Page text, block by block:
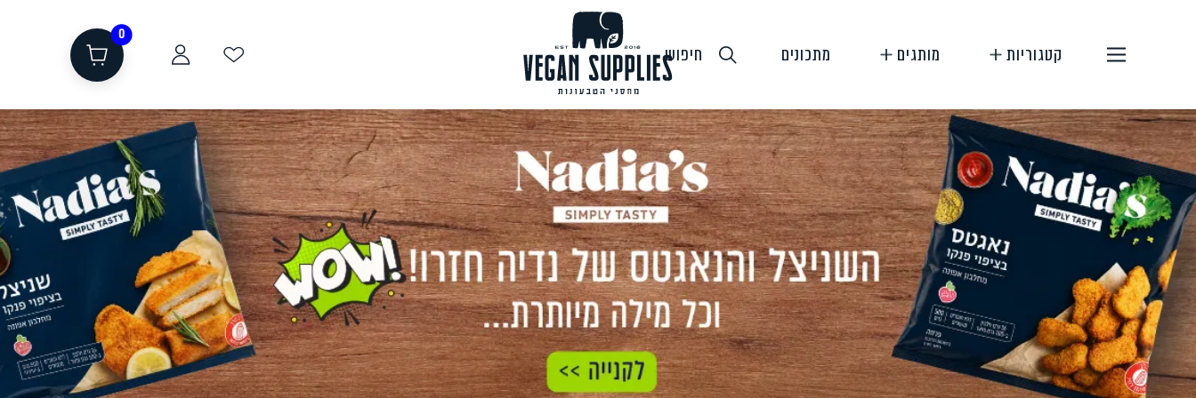
קטגוריות מותגים מתכונים חיפוש
0
תחליפי בשר תחליפי ביצה גבינות טבעוניות טופו חלב ושמנת שוקולד, חטיפים, חלבון